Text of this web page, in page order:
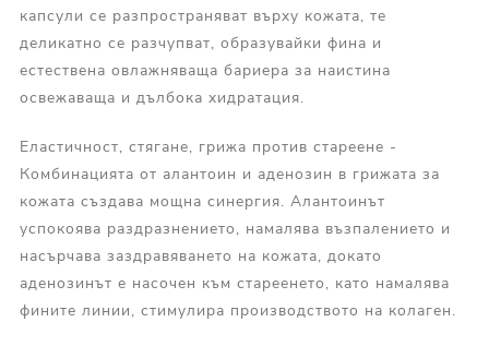
капсули се разпространяват върху кожата, те
деликатно се разчупват, образувайки фина и
естествена овлажняваща бариера за наистина
освежаваща и дълбока хидратация.
Еластичност, стягане, грижа против стареене -
Комбинацията от алантоин и аденозин в грижата за
кожата създава мощна синергия. Алантоинът
успокоява раздразнението, намалява възпалението и
насърчава заздравяването на кожата, докато
аденозинът е насочен към стареенето, като намалява
фините линии, стимулира производството на колаген.